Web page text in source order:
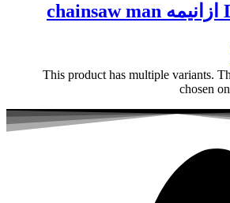
This product has multiple variants.
chosen